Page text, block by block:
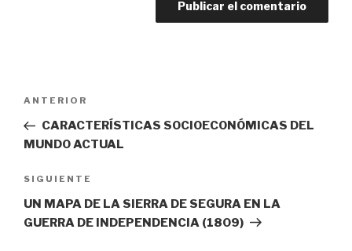
entradas
Entrada
anterior:
ANTERIOR
CARACTERÍSTICAS SOCIOECONÓMICAS DEL
MUNDO ACTUAL
Siguiente
entrada
SIGUIENTE
UN MAPA DE LA SIERRA DE SEGURA EN LA
GUERRA DE INDEPENDENCIA (1809)